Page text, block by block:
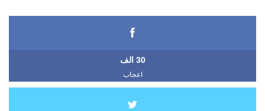
30 الف
اعجاب